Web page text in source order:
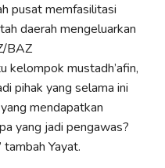
pusat memfasilitasi
daerah mengeluarkan
BAZ
kelompok mustadh’afin,
pihak yang selama ini
mendapatkan
yang jadi pengawas?
tambah Yayat.